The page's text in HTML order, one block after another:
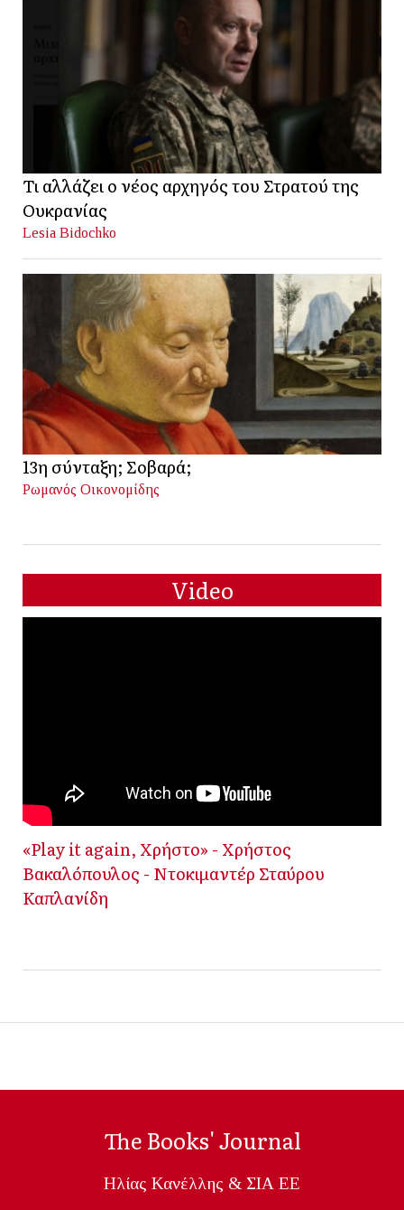
Τι αλλάζει ο νέος αρχηγός του Στρατού της
Ουκρανίας
Lesia Bidochko
13η σύνταξη; Σοβαρά;
Ρωμανός Οικονομίδης
Video
«Play it again, Χρήστο» - Χρήστος
Βακαλόπουλος - Ντοκιμαντέρ Σταύρου
Καπλανίδη
The Books' Journal
Ηλίας Κανέλλης & ΣΙΑ ΕΕ